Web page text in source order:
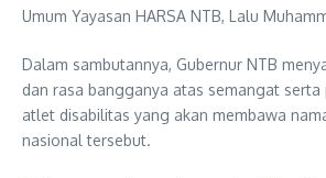
Umum Yayasan HARSA NTB, Lalu
Dalam sambutannya, Gubernur NTB
dan rasa bangganya atas semangat serta
atlet disabilitas yang akan membawa
nasional tersebut.